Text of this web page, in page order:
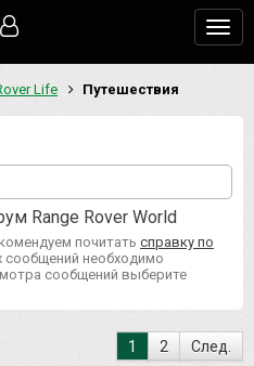
Life Путешествия
Range Rover World
почитать справку по
сообщений необходимо
сообщений выберите
1 2 След.